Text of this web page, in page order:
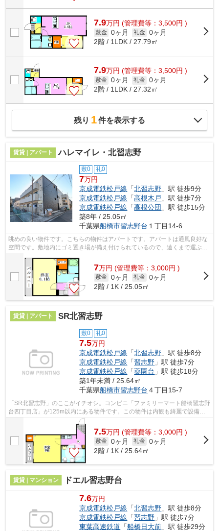
7.9万円 (管理費等：3,500円 )
敷金 0ヶ月 礼金 0ヶ月
2階 / 1LDK / 27.79㎡
7.9万円 (管理費等：3,500円 )
敷金 0ヶ月 礼金 0ヶ月
2階 / 1LDK / 27.32㎡
残り 1件を表示する
賃貸 | アパート ハレマイレ・北習志野
敷0 礼0
7万円
京成電鉄松戸線 「北習志野 」駅 徒歩9分
京成電鉄松戸線 「高根木戸 」駅 徒歩7分
京成電鉄松戸線 「高根公団 」駅 徒歩15分
築8年 / 25.05㎡
千葉県船橋市習志野台 １丁目14-6
眺めの良い物件です。こちらの物件はアパートです。アパートは通風良好な
空間です。敷地内にゴミ置き場が備え付けられているので、遠くまで運ぶ必
7万円 (管理費等：3,000円 )
敷金 0ヶ月 礼金 0ヶ月
2階 / 1K / 25.05㎡
賃貸 | アパート SR北習志野
敷0 礼0
7.5万円
京成電鉄松戸線 「北習志野 」駅 徒歩8分
京成電鉄松戸線 「習志野 」駅 徒歩7分
京成電鉄松戸線 「薬園台 」駅 徒歩18分
築1年未満 / 25.64㎡
千葉県船橋市習志野台 ４丁目15-7
「SR北習志野」のここがイチオシ。コンビニ「ファミリーマート船橋習志野
台四丁目店」が125m以内にある物件です。この物件は内観も綺麗で設備も
充実した、令和7年築となっています。シ...
7.5万円 (管理費等：3,000円 )
敷金 0ヶ月 礼金 0ヶ月
2階 / 1K / 25.64㎡
賃貸 | マンション ドエル習志野台
7.6万円
京成電鉄松戸線 「北習志野 」駅 徒歩8分
京成電鉄松戸線 「習志野 」駅 徒歩7分
東葉高速鉄道 「船橋日大前 」駅 徒歩29分